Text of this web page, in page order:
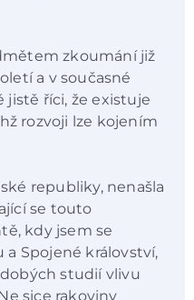
zkoumání již
a v současné
říci, že existuje
rozvoji lze kojením
republiky, nenašla
se touto
kdy jsem se
a Spojené království,
studií vlivu
sice rakoviny